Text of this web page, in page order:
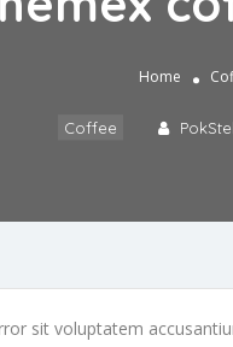
Home
Coffee
sit voluptatem